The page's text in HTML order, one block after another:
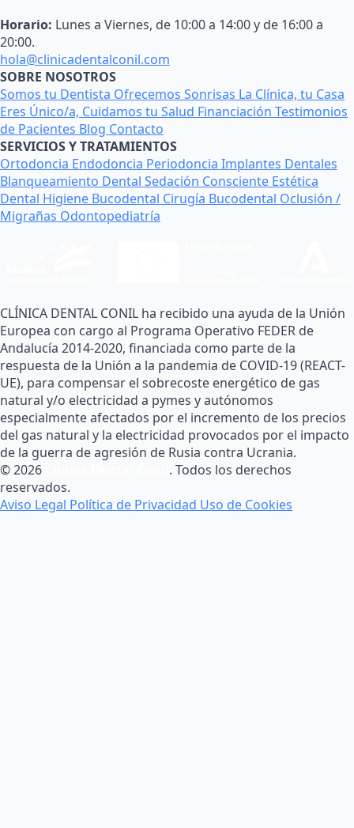
Horario: Lunes a Viernes, de 10:00 a 14:00 y de 16:00 a
20:00.
hola@clinicadentalconil.com
SOBRE NOSOTROS
Somos tu Dentista Ofrecemos Sonrisas La Clínica, tu Casa
Eres Único/a, Cuidamos tu Salud Financiación Testimonios
de Pacientes Blog Contacto
SERVICIOS Y TRATAMIENTOS
Ortodoncia Endodoncia Periodoncia Implantes Dentales
Blanqueamiento Dental Sedación Consciente Estética
Dental Higiene Bucodental Cirugía Bucodental Oclusión /
Migrañas Odontopediatría
CLÍNICA DENTAL CONIL ha recibido una ayuda de la Unión
Europea con cargo al Programa Operativo FEDER de
Andalucía 2014-2020, financiada como parte de la
respuesta de la Unión a la pandemia de COVID-19 (REACT-
UE), para compensar el sobrecoste energético de gas
natural y/o electricidad a pymes y autónomos
especialmente afectados por el incremento de los precios
del gas natural y la electricidad provocados por el impacto
de la guerra de agresión de Rusia contra Ucrania.
© 2026
. Todos los derechos
reservados.
Aviso Legal Política de Privacidad Uso de Cookies